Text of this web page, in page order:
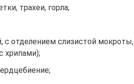
трахеи, горла;
с отделением слизистой мокроты,
хрипами);